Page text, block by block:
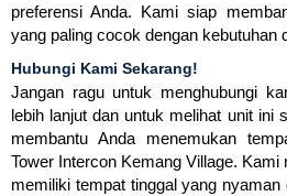
preferensi Anda. Kami siap
yang paling cocok dengan kebutuhan
Hubungi Kami Sekarang!
Jangan ragu untuk menghubungi
lebih lanjut dan untuk melihat unit ini
membantu Anda menemukan
Tower Intercon Kemang Village. Kami
memiliki tempat tinggal yang